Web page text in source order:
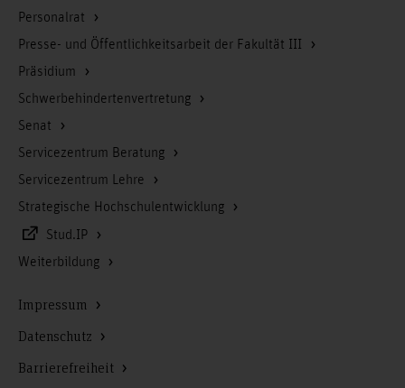
Personalrat
Presse- und Öffentlichkeitsarbeit der Fakultät III
Präsidium
Schwerbehindertenvertretung
Senat
Servicezentrum Beratung
Servicezentrum Lehre
Strategische Hochschulentwicklung
Stud.IP
Weiterbildung
Impressum
Datenschutz
Barrierefreiheit